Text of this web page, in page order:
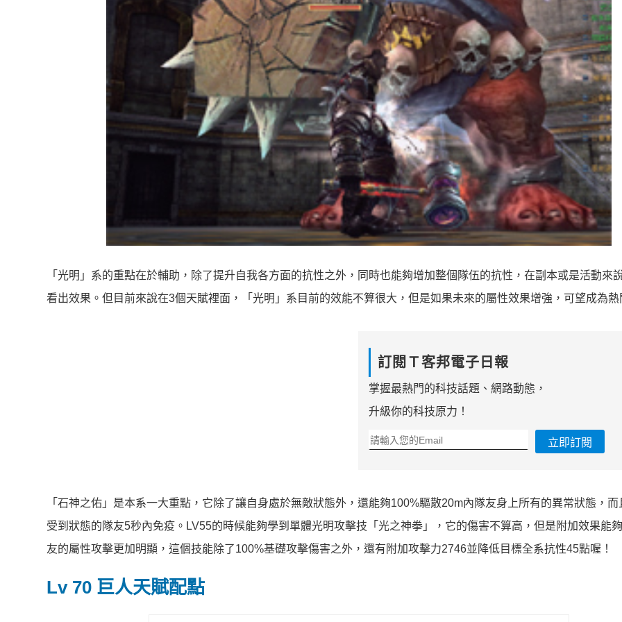
「光明」系的重點在於輔助，除了提升自我各方面的抗性之外，同時也能夠增加整個隊伍的抗性，在副本或是活動來
看出效果。但目前來說在3個天賦裡面，「光明」系目前的效能不算很大，但是如果未來的屬性效果增強，可望成為熱
訂閱Ｔ客邦電子日報
掌握最熱門的科技話題、網路動態，
升級你的科技原力！
立即訂閱
「石神之佑」是本系一大重點，它除了讓自身處於無敵狀態外，還能夠100%驅散20m內隊友身上所有的異常狀態，而
受到狀態的隊友5秒內免疫。LV55的時候能夠學到單體光明攻擊技「光之神拳」，它的傷害不算高，但是附加效果能
友的屬性攻擊更加明顯，這個技能除了100%基礎攻擊傷害之外，還有附加攻擊力2746並降低目標全系抗性45點喔！
Lv 70 巨人天賦配點